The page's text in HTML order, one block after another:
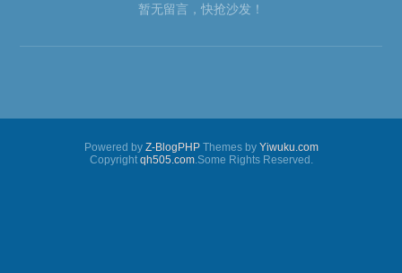
暂无留言，快抢沙发！
Powered by Z-BlogPHPThemes by Yiwuku.com
Copyrightqh505.com.Some Rights Reserved.